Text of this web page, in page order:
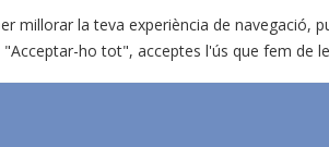
millorar la teva experiència de navegació,
"Acceptar-ho tot", acceptes l'ús que fem de